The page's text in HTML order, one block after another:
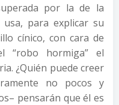
por la de la
para explicar su
cínico, con cara de
“robo hormiga” el
¿Quién puede creer
no pocos y
pensarán que él es